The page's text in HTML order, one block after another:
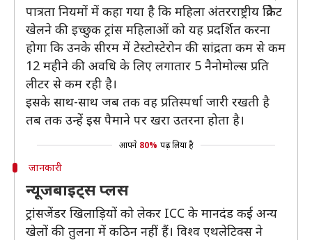
पात्रता नियमों में कहा गया है कि महिला अंतरराष्ट्रीय क्रिकेट
खेलने की इच्छुक ट्रांस महिलाओं को यह प्रदर्शित करना
होगा कि उनके सीरम में टेस्टोस्टेरोन की सांद्रता कम से कम
12 महीने की अवधि के लिए लगातार 5 नैनोमोल्स प्रति
लीटर से कम रही है।
इसके साथ-साथ जब तक वह प्रतिस्पर्धा जारी रखती है
तब तक उन्हें इस पैमाने पर खरा उतरना होता है।
आपने 80% पढ़ लिया है
जानकारी
न्यूजबाइट्स प्लस
ट्रांसजेंडर खिलाड़ियों को लेकर ICC के मानदंड कई अन्य
खेलों की तुलना में कठिन नहीं हैं। विश्व एथलेटिक्स ने